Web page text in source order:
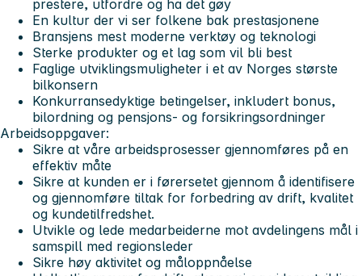
prestere, utfordre og ha det gøy
En kultur der vi ser folkene bak prestasjonene
Bransjens mest moderne verktøy og teknologi
Sterke produkter og et lag som vil bli best
Faglige utviklingsmuligheter i et av Norges største
bilkonsern
Konkurransedyktige betingelser, inkludert bonus,
bilordning og pensjons- og forsikringsordninger
Arbeidsoppgaver:
Sikre at våre arbeidsprosesser gjennomføres på en
effektiv måte
Sikre at kunden er i førersetet gjennom å identifisere
og gjennomføre tiltak for forbedring av drift, kvalitet
og kundetilfredshet.
Utvikle og lede medarbeiderne mot avdelingens mål i
samspill med regionsleder
Sikre høy aktivitet og måloppnåelse